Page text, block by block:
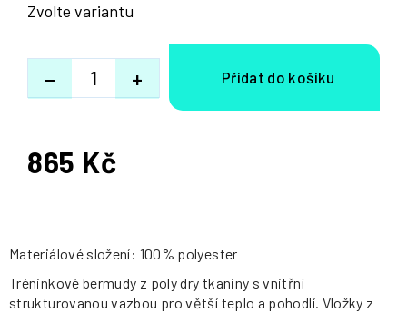
Zvolte variantu
+
−
865 Kč
Měrná
Materiálové složení: 100% polyester
Tréninkové bermudy z poly dry tkaniny s vnitřní
strukturovanou vazbou pro větší teplo a pohodlí. Vložky z